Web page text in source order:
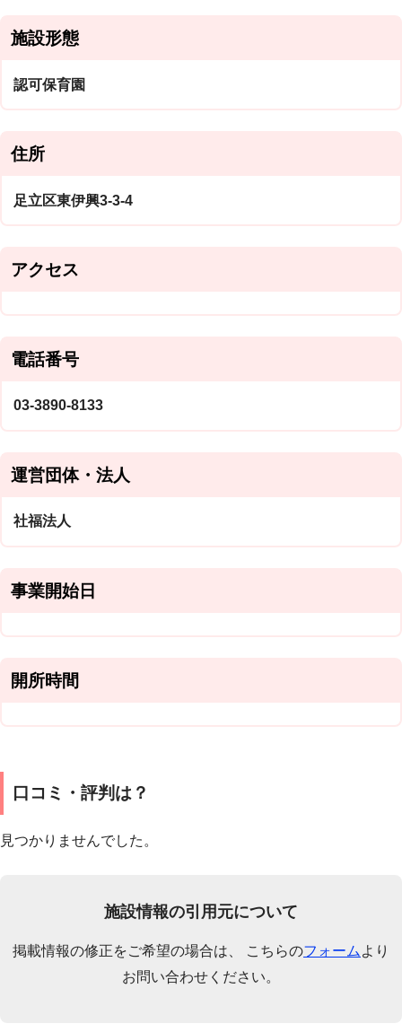
施設形態
認可保育園
住所
足立区東伊興3-3-4
アクセス
電話番号
03-3890-8133
運営団体・法人
社福法人
事業開始日
開所時間
口コミ・評判は？
見つかりませんでした。
施設情報の引用元について
掲載情報の修正をご希望の場合は、 こちらのフォーム より
お問い合わせください。